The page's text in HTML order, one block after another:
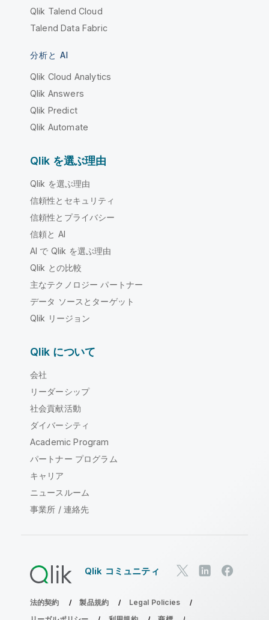
Qlik Talend Cloud
Talend Data Fabric
分析と AI
Qlik Cloud Analytics
Qlik Answers
Qlik Predict
Qlik Automate
Qlik を選ぶ理由
Qlik を選ぶ理由
信頼性とセキュリティ
信頼性とプライバシー
信頼と AI
AI で Qlik を選ぶ理由
Qlik との比較
主なテクノロジー パートナー
データ ソースとターゲット
Qlik リージョン
Qlik について
会社
リーダーシップ
社会貢献活動
ダイバーシティ
Academic Program
パートナー プログラム
キャリア
ニュースルーム
事業所 / 連絡先
Qlik コミュニティ
法的契約 製品規約
Legal Policies